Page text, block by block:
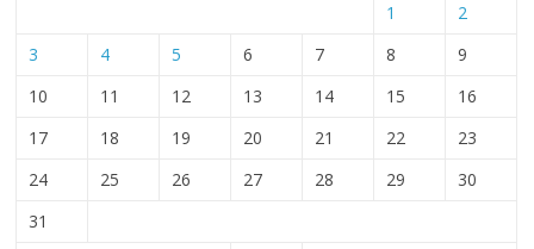
1
2
3
4 5 6 7 8
9
10
11 12 13 14 15
16
17
18 19 20 21 22
23
24
25 26 27 28 29
30
31